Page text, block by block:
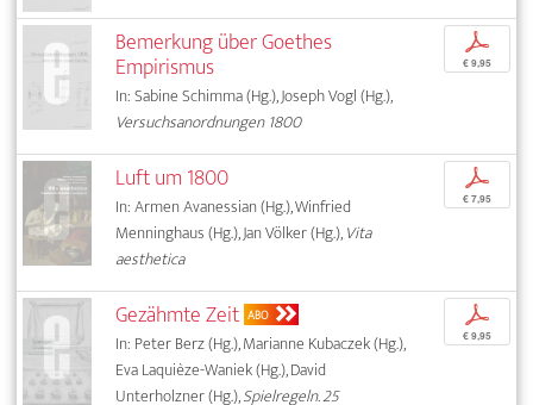
Bemerkung über Goethes
Empirismus
In: Sabine Schimma (Hg.), Joseph Vogl (Hg.),
Versuchsanordnungen 1800
p
€ 9,95
Luft um 1800
In: Armen Avanessian (Hg.), Winfried
Menninghaus (Hg.), Jan Völker (Hg.),Vita
aesthetica
p
€ 7,95
Gezähmte Zeit ABO
In: Peter Berz (Hg.), Marianne Kubaczek (Hg.),
Eva Laquièze-Waniek (Hg.), David
Unterholzner (Hg.),Spielregeln. 25
p
€ 9,95